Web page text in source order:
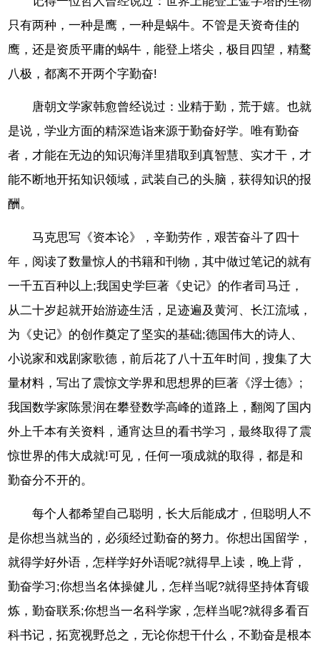
只有两种，一种是鹰，一种是蜗牛。不管是天资奇佳的
鹰，还是资质平庸的蜗牛，能登上塔尖，极目四望，精鹜
八极，都离不开两个字勤奋!
唐朝文学家韩愈曾经说过：业精于勤，荒于嬉。也就
是说，学业方面的精深造诣来源于勤奋好学。唯有勤奋
者，才能在无边的知识海洋里猎取到真智慧、实才干，才
能不断地开拓知识领域，武装自己的头脑，获得知识的报
酬。
马克思写《资本论》，辛勤劳作，艰苦奋斗了四十
年，阅读了数量惊人的书籍和刊物，其中做过笔记的就有
一千五百种以上;我国史学巨著《史记》的作者司马迁，
从二十岁起就开始游迹生活，足迹遍及黄河、长江流域，
为《史记》的创作奠定了坚实的基础;德国伟大的诗人、
小说家和戏剧家歌德，前后花了八十五年时间，搜集了大
量材料，写出了震惊文学界和思想界的巨著《浮士德》;
我国数学家陈景润在攀登数学高峰的道路上，翻阅了国内
外上千本有关资料，通宵达旦的看书学习，最终取得了震
惊世界的伟大成就!可见，任何一项成就的取得，都是和
勤奋分不开的。
每个人都希望自己聪明，长大后能成才，但聪明人不
是你想当就当的，必须经过勤奋的努力。你想出国留学，
就得学好外语，怎样学好外语呢?就得早上读，晚上背，
勤奋学习;你想当名体操健儿，怎样当呢?就得坚持体育锻
炼，勤奋联系;你想当一名科学家，怎样当呢?就得多看百
科书记，拓宽视野总之，无论你想干什么，不勤奋是根本